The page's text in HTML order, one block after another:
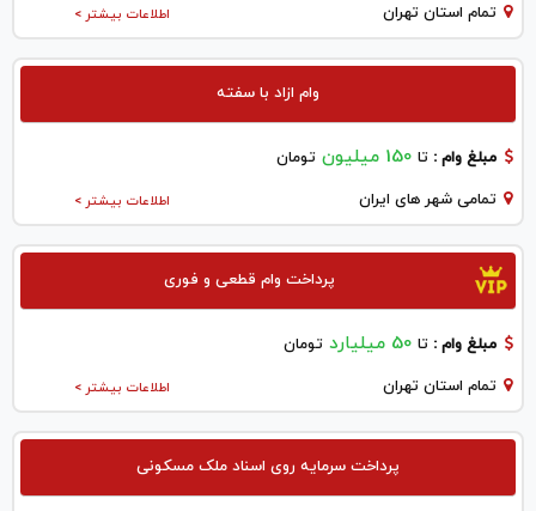
اطلاعات بیشتر > تمام استان تهران
وام ازاد با سفته
مبلغ وام : تا 150 میلیون تومان
اطلاعات بیشتر > تمامی شهر های ایران
پرداخت وام قطعی و فوری
مبلغ وام : تا 50 میلیارد تومان
اطلاعات بیشتر > تمام استان تهران
پرداخت سرمایه روی اسناد ملک مسکونی